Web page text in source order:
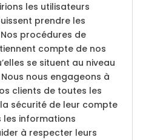
les utilisateurs
prendre les
procédures de
compte de nos
se situent au niveau
nous engageons à
clients de toutes les
sécurité de leur compte
informations
à respecter leurs